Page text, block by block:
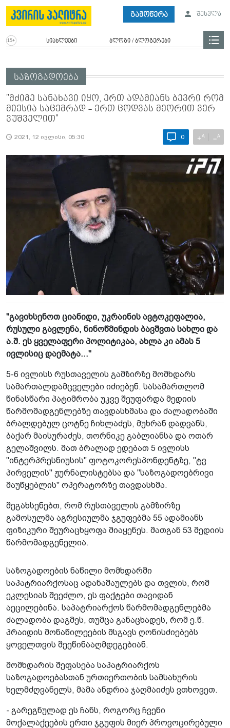
გამოწერა შესვლა
სიახლეები ბლოგი / ბლოგერები
საზოგადოება
"მძიმე სანახავი იყო, ერთ ადამიანს ბევრი რომ
მიესია საცემრად - ერთ ცოდვას მეორით ვერ
ვუშველით"
2021, 12 ივლისი, 05:30 0 +A −A
"გავიხსენოთ ციანიდი, უკრაინის ავტოკეფალია,
რუსული გავლენა, ნინოწმინდის ბავშვთა სახლი და
ა.შ. ეს ყველაფერი პოლიტიკაა, ახლა კი ამას 5
ივლისიც დაემატა..."
5-6 ივლისს რუსთაველის გამზირზე მომხდარს
სამართალდამცველები იძიებენ. სასამართლომ
წინასწარი პატიმრობა უკვე შეუფარდა მედიის
წარმომადგენლებზე თავდასხმასა და ძალადობაში
ბრალდებულ ცოტნე ჩიხლაძეს, მუხრან დადვანს,
ბაქარ მაისურაძეს, თორნიკე გაბლიანსა და ოთარ
გელაშვილს. მათ ბრალად ედებათ 5 ივლისს
"ინტერპრესნიუსის" ფოტოკორესპონდენტზე, "ტვ
პირველის" ჟურნალისტებსა და "საზოგადოებრივი
მაუწყებლის" ოპერატორზე თავდასხმა.
შეგახსენებთ, რომ რუსთაველის გამზირზე
გამოსულმა აგრესიულმა ჯგუფებმა 55 ადამიანს
ფიზიკური შეურაცხყოფა მიაყენეს. მათგან 53 მედიის
წარმომადგენელია.
საზოგადოების ნაწილი მომხდარში
საპატრიარქოსაც ადანაშაულებს და თვლის, რომ
ეკლესიას შეეძლო, ეს ფაქტები თავიდან
აეცილებინა. საპატრიარქოს წარმომადგენლებმა
ძალადობა დაგმეს, თუმცა განაცხადეს, რომ ე.წ.
პრაიდის მონაწილეების მსგავს ღონისძიებებს
ყოველთვის შეეწინააღმდეგებიან.
მომხდარის შეფასება საპატრიარქოს
საზოგადოებასთან ურთიერთობის სამსახურის
ხელმძღვანელს, მამა ანდრია ჯაღმაიძეს ვთხოვეთ.
- გარეგნულად ეს ჩანს, როგორც ჩვენი
მოქალაქეების ერთი ჯგუფის მიერ პროვოცირებული